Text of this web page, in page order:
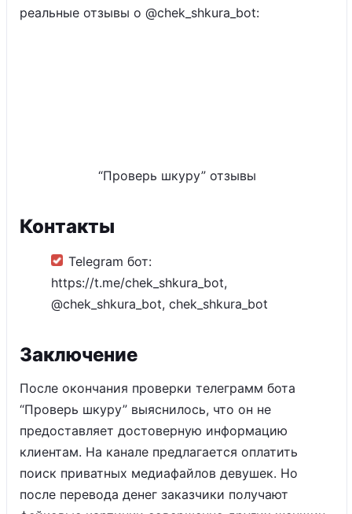
реальные отзывы о @chek_shkura_bot:
“Проверь шкуру” отзывы
Контакты
Telegram бот:
https://t.me/chek_shkura_bot,
@chek_shkura_bot, chek_shkura_bot
Заключение
После окончания проверки телеграмм бота
“Проверь шкуру” выяснилось, что он не
предоставляет достоверную информацию
клиентам. На канале предлагается оплатить
поиск приватных медиафайлов девушек. Но
после перевода денег заказчики получают